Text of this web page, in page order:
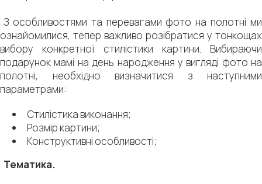
З особливостями та перевагами фото на полотні ми
ознайомилися, тепер важливо розібратися у тонкощах
вибору конкретної стилістики картини. Вибираючи
подарунок мамі на день народження у вигляді фото на
полотні, необхідно визначитися з наступними
параметрами:
Стилістика виконання;
Розмір картини;
Конструктивні особливості;
Тематика.